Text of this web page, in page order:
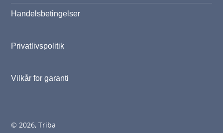
Handelsbetingelser
Privatlivspolitik
Vilkår for garanti
© 2026, Triba